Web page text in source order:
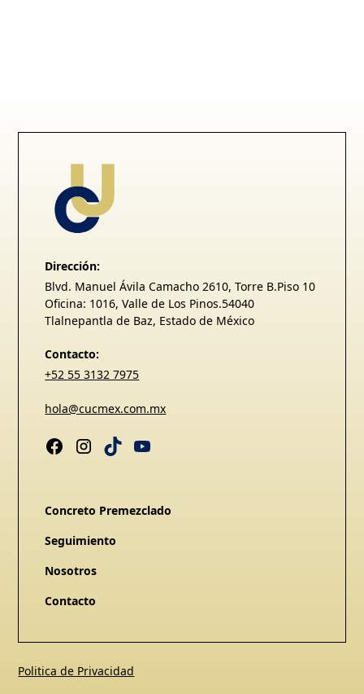
Dirección:
Blvd. Manuel Ávila Camacho 2610, Torre B.Piso 10
Oficina: 1016, Valle de Los Pinos.54040
Tlalnepantla de Baz, Estado de México
Contacto:
+52 55 3132 7975
hola@cucmex.com.mx
Concreto Premezclado
Seguimiento
Nosotros
Contacto
Politica de Privacidad